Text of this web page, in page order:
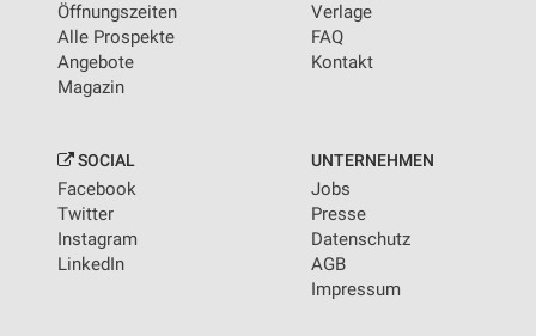
Öffnungszeiten
Alle Prospekte
Angebote
Magazin
Verlage
FAQ
Kontakt
SOCIAL
Facebook
Twitter
Instagram
LinkedIn
UNTERNEHMEN
Jobs
Presse
Datenschutz
AGB
Impressum